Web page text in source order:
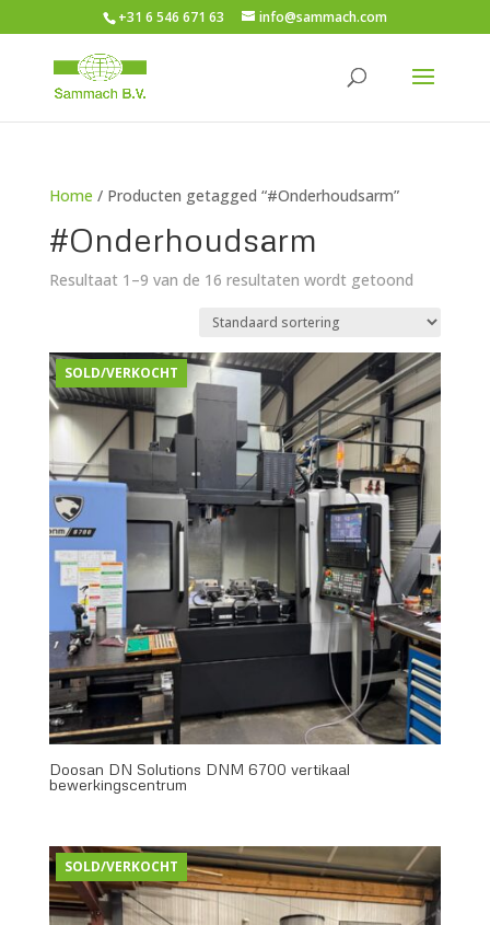
+31 6 546 671 63 info@sammach.com
Home / Producten getagged “#Onderhoudsarm”
#Onderhoudsarm
Resultaat 1–9 van de 16 resultaten wordt getoond
SOLD/VERKOCHT
Doosan DN Solutions DNM 6700 vertikaal
bewerkingscentrum
SOLD/VERKOCHT